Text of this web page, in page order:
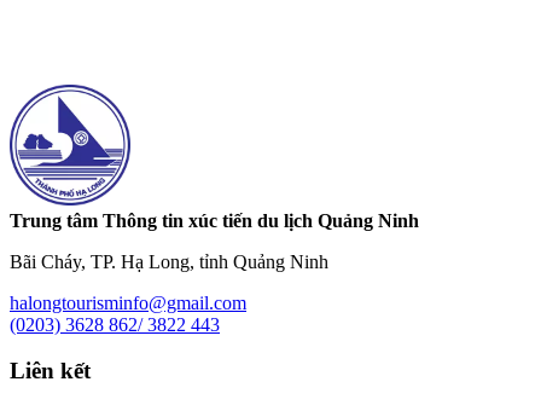
Trung tâm Thông tin xúc tiến du lịch Quảng Ninh
Bãi Cháy, TP. Hạ Long, tỉnh Quảng Ninh
halongtourisminfo@gmail.com
(0203) 3628 862/ 3822 443
Liên kết